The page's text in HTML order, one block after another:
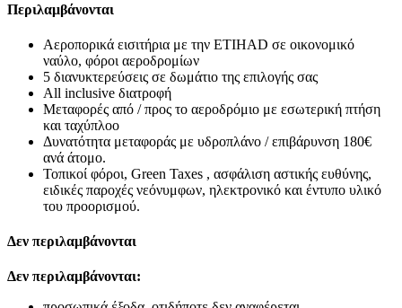
Περιλαμβάνονται
Αεροπορικά εισιτήρια με την ETIHAD σε οικονομικό
ναύλο, φόροι αεροδρομίων
5 διανυκτερεύσεις σε δωμάτιο της επιλογής σας
All inclusive διατροφή
Μεταφορές από / προς το αεροδρόμιο με εσωτερική πτήση
και ταχύπλοο
Δυνατότητα μεταφοράς με υδροπλάνο / επιβάρυνση 180€
ανά άτομο.
Τοπικοί φόροι, Green Taxes , ασφάλιση αστικής ευθύνης,
ειδικές παροχές νεόνυμφων, ηλεκτρονικό και έντυπο υλικό
του προορισμού.
Δεν περιλαμβάνονται
Δεν περιλαμβάνονται: